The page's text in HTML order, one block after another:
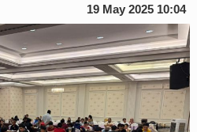
19 May 2025 10:04